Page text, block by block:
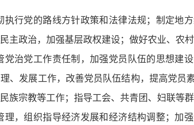
执行党的路线方针政策和法律法规；制定地
主政治，加强基层政权建设；做好农业、农
党治党工作责任制，加强党员队伍的思想建
、发展工作，改善党员队伍结构，提高党员
族宗教等工作；指导工会、共青团、妇联等群
理，组织指导经济发展和经济结构调整；加